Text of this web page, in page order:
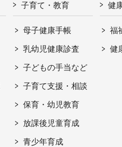
子育て・教育
母子健康手帳
乳幼児健康診査
子どもの手当など
子育て支援・相談
保育・幼児教育
放課後児童育成
青少年育成
健
福
健